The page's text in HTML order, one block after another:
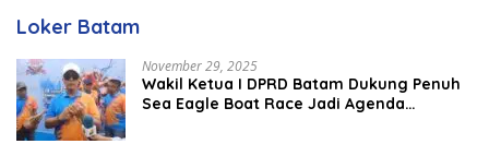
Loker Batam
November 29, 2025
Wakil Ketua I DPRD Batam Dukung Penuh
Sea Eagle Boat Race Jadi Agenda